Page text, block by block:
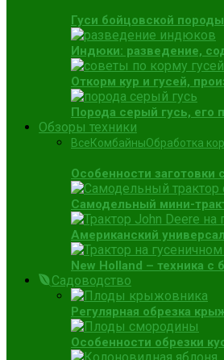
Гуси бойцовской породы
Индюки: разведение,
Откорм кур и гусей,
Порода серый гусь, его
Обзоры техники
ВсеКомбайныОбработка
Особенности заготовки
Самодельный мини-
Американский
New Holland – техника
Садоводство
Регулярная обрезка
Особенности обрезки